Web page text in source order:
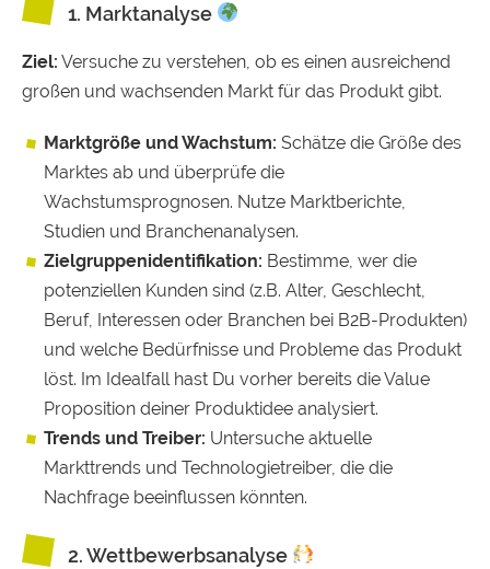
1. Marktanalyse
Ziel: Versuche zu verstehen, ob es einen ausreichend
großen und wachsenden Markt für das Produkt gibt.
Marktgröße und Wachstum: Schätze die Größe des
Marktes ab und überprüfe die
Wachstumsprognosen. Nutze Marktberichte,
Studien und Branchenanalysen.
Zielgruppenidentifikation: Bestimme, wer die
potenziellen Kunden sind (z.B. Alter, Geschlecht,
Beruf, Interessen oder Branchen bei B2B-Produkten)
und welche Bedürfnisse und Probleme das Produkt
löst. Im Idealfall hast Du vorher bereits die Value
Proposition deiner Produktidee analysiert.
Trends und Treiber: Untersuche aktuelle
Markttrends und Technologietreiber, die die
Nachfrage beeinflussen könnten.
2. Wettbewerbsanalyse